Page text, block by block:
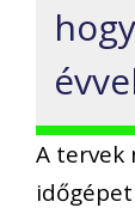
A tervek